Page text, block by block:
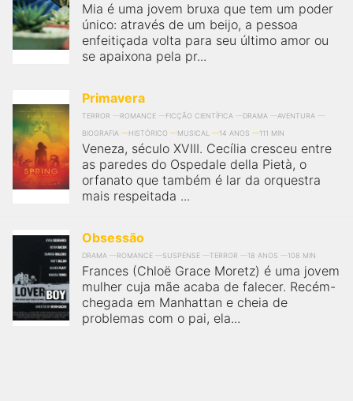
Mia é uma jovem bruxa que tem um poder
único: através de um beijo, a pessoa
enfeitiçada volta para seu último amor ou
se apaixona pela pr...
Primavera
TERROR ROMANCE FICÇÃO CIENTÍFICA DRAMA
AVENTURA
BIOGRAFIA
HISTÓRICO MUSICAL 14 ANOS 111 MIN
Veneza, século XVIII. Cecília cresceu entre
as paredes do Ospedale della Pietà, o
orfanato que também é lar da orquestra
mais respeitada ...
Obsessão
DRAMA ROMANCE SUSPENSE TERROR 18 ANOS 108 MIN
Frances (Chloë Grace Moretz) é uma jovem
mulher cuja mãe acaba de falecer. Recém-
chegada em Manhattan e cheia de
problemas com o pai, ela...